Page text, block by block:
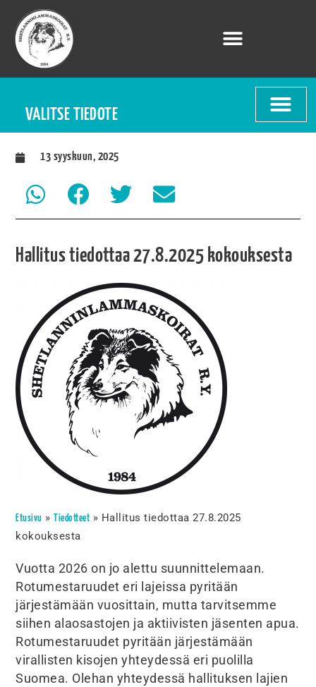
13 syyskuun, 2025
Hallitus tiedottaa 27.8.2025 kokouksesta
Etusivu » Tiedotteet » Hallitus tiedottaa 27.8.2025
kokouksesta
Vuotta 2026 on jo alettu suunnittelemaan.
Rotumestaruudet eri lajeissa pyritään
järjestämään vuosittain, mutta tarvitsemme
siihen alaosastojen ja aktiivisten jäsenten apua.
Rotumestaruudet pyritään järjestämään
virallisten kisojen yhteydessä eri puolilla
Suomea. Olehan yhteydessä hallituksen lajien
VALITSE TIEDOTE